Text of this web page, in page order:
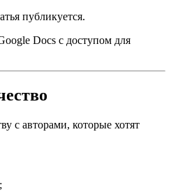
публикуется.
Docs с доступом для
с авторами, которые хотят